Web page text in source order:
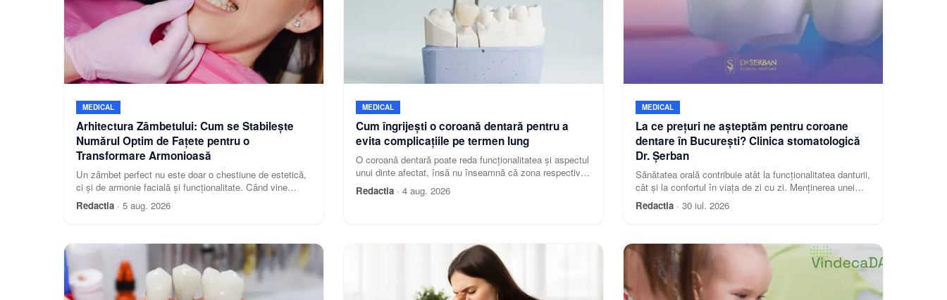
MEDICAL
Arhitectura Zâmbetului: Cum se Stabilește
Numărul Optim de Fațete pentru o
Transformare Armonioasă
Un zâmbet perfect nu este doar o chestiune de estetică,
ci și de armonie facială și funcționalitate. Când vine
vorba de fatete dentare, una dintre cele mai frec
Redactia ·5 aug. 2026
MEDICAL
Cum îngrijești o coroană dentară pentru a
evita complicațiile pe termen lung
O coroană dentară poate reda funcționalitatea și aspectul
unui dinte afectat, însă nu înseamnă că zona respectivă
nu mai are nevoie de îngrijire. Chiar dacă mat
Redactia ·4 aug. 2026
MEDICAL
La ce prețuri ne așteptăm pentru coroane
dentare în București? Clinica stomatologică
Dr. Șerban
Sănătatea orală contribuie atât la funcționalitatea danturii,
cât și la confortul în viața de zi cu zi. Menținerea unei
igiene orale corespunzătoare și controal
Redactia ·30 iul. 2026